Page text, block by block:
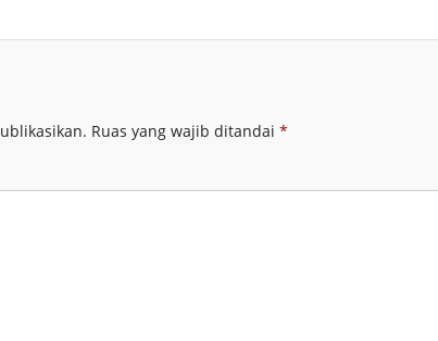
Ruas yang wajib ditandai *